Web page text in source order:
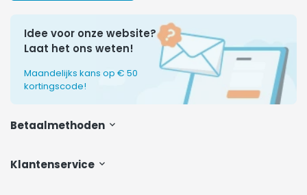
Klantenservice
Idee voor onze website?
Laat het ons weten!
Maandelijks kans op € 50
kortingscode!
Betaalmethoden